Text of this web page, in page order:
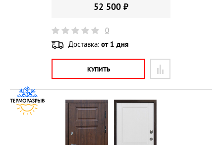
52 500 ₽
0
Доставка: от 1 дня
КУПИТЬ